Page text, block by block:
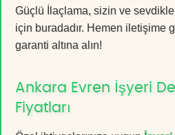
Güçlü İlaçlama, sizin ve
için buradadır. Hemen iletişime
garanti altına alın!
Ankara Evren İşyeri
Fiyatları